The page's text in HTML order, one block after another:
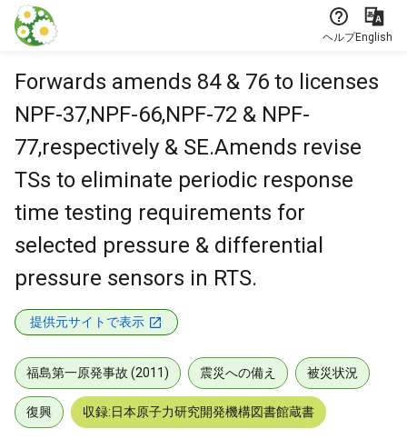
本文に飛ぶ
ヘルプEnglish
Forwards amends 84 & 76 to licenses
NPF-37,NPF-66,NPF-72 & NPF-
77,respectively & SE.Amends revise
TSs to eliminate periodic response
time testing requirements for
selected pressure & differential
pressure sensors in RTS.
提供元サイトで表示
福島第一原発事故 (2011) 震災への備え 被災状況
復興 収録:日本原子力研究開発機構図書館蔵書